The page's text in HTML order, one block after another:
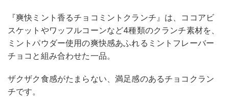
『爽快ミント香るチョコミントクランチ』は、ココアビ
スケットやワッフルコーンなど4種類のクランチ素材を、
ミントパウダー使用の爽快感あふれるミントフレーバー
チョコと組み合わせた一品。
ザクザク食感がたまらない、満足感のあるチョコクラン
チです。